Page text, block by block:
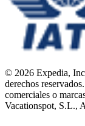
© 2026 Expedia,
derechos
comerciales o
Vacationspot, S.L.,